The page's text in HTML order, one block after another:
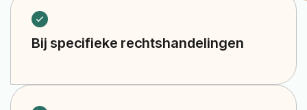
Bij specifieke rechtshandelingen